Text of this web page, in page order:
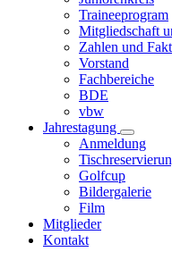
Traineeprogram
Mitgliedschaft
Zahlen und
Vorstand
Fachbereiche
BDE
vbw
Jahrestagung
Anmeldung
Golfcup
Bildergalerie
Film
Mitglieder
Kontakt